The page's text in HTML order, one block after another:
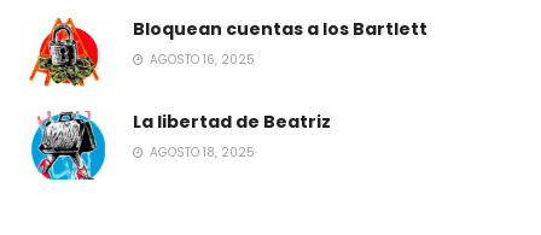
Bloquean cuentas a los Bartlett
AGOSTO 16, 2025
La libertad de Beatriz
AGOSTO 18, 2025